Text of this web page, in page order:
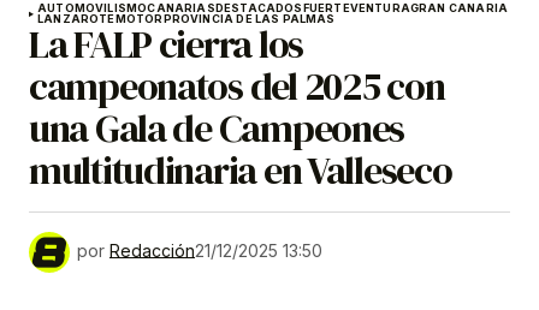
AUTOMOVILISMOCANARIASDESTACADOSFUERTEVENTURAGRAN CANARIA
LANZAROTEMOTORPROVINCIA DE LAS PALMAS
La FALP cierra los
campeonatos del 2025 con
una Gala de Campeones
multitudinaria en Valleseco
por Redacción21/12/2025 13:50